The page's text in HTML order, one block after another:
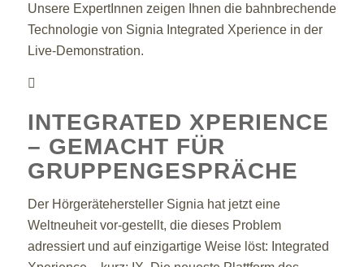
Unsere ExpertInnen zeigen Ihnen die bahnbrechende
Technologie von Signia Integrated Xperience in der
Live-Demonstration.
INTEGRATED XPERIENCE
– GEMACHT FÜR
GRUPPENGESPRÄCHE
Der Hörgerätehersteller Signia hat jetzt eine
Weltneuheit vor-gestellt, die dieses Problem
adressiert und auf einzigartige Weise löst: Integrated